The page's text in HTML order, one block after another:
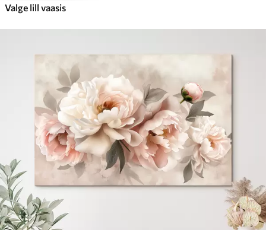
Valge lill vaasis